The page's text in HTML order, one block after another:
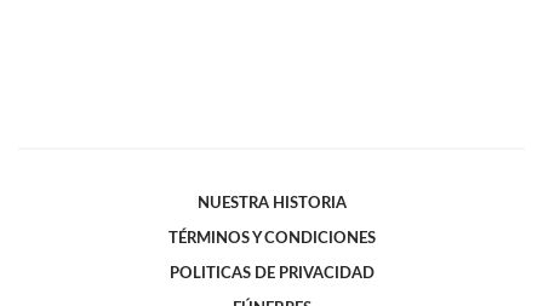
NUESTRA HISTORIA
TÉRMINOS Y CONDICIONES
POLITICAS DE PRIVACIDAD